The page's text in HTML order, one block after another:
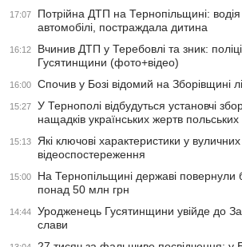
17:07
Потрійна ДТП на Тернопільщині:
автомобілі, постраждала дитина
16:12
Вчинив ДТП у Теребовлі та зник:
Гусятинщини (фото+відео)
16:00 Спочив у Бозі відомий на Зборівщині
15:27
У Тернополі відбудуться установчі
нащадків українських жертв польських
15:13
Які ключові характеристики у
відеоспостереження
15:00
На Тернопільщині державі повернули
понад 50 млн грн
14:44
Уродженець Гусятинщини увійде до
слави